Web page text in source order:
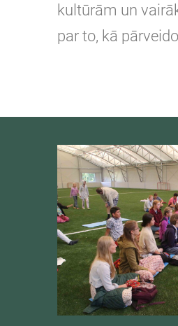
kultūrām un
par to, kā